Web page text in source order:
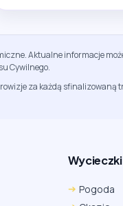
Aktualne informacje
Cywilnego.
za każdą sfinalizowaną
Pogoda
Edge